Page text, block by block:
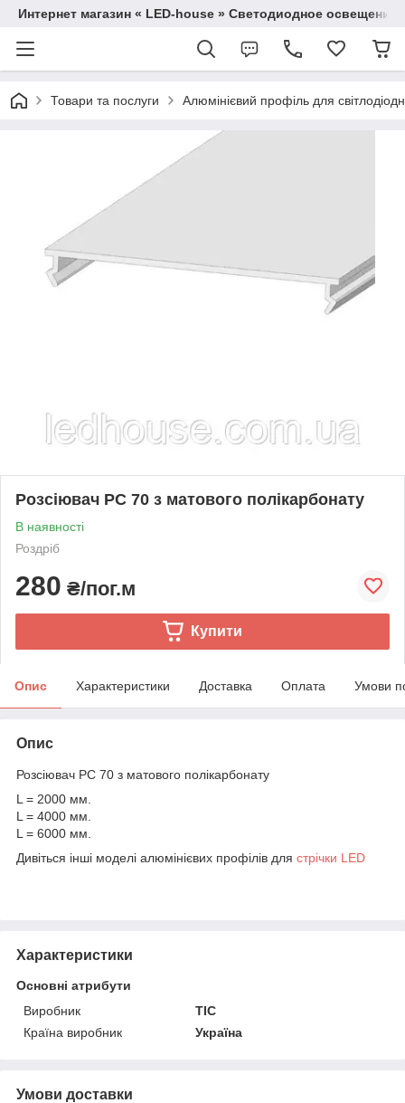
Интернет магазин « LED-house » Светодиодное освещение
Товари та послуги Алюмінієвий профіль для
Розсіювач РС 70 з матового полікарбонату
В наявності
Роздріб
280 ₴/пог.м
Купити
Опис Характеристики Доставка Оплата Умови
Опис
Розсіювач РС 70 з матового полікарбонату
L = 2000 мм.
L = 4000 мм.
L = 6000 мм.
Дивіться інші моделі алюмінієвих профілів для стрічки LED
Характеристики
Основні атрибути
Виробник
ТІС
Країна виробник
Україна
Умови доставки